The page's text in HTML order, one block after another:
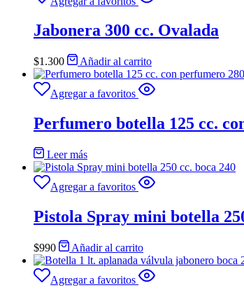
Jabonera 300 cc. Ovalada
$1.300 Añadir al carrito
Agregar a favoritos
Perfumero botella 125 cc.
Leer más
Agregar a favoritos
Pistola Spray mini botella
$990 Añadir al carrito
Agregar a favoritos